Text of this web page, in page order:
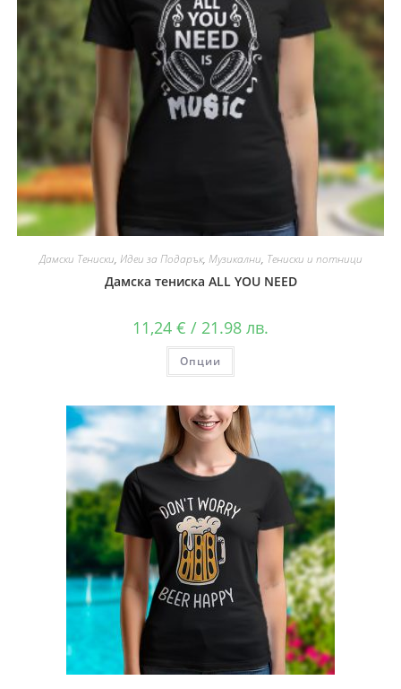
Дамски Тениски, Идеи за Подарък, Музикални, Тениски и потници
Дамска тениска ALL YOU NEED
11,24 € / 21.98 лв.
Опции